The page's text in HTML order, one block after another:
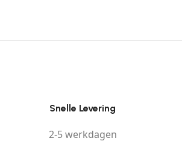
Snelle Levering
2-5 werkdagen